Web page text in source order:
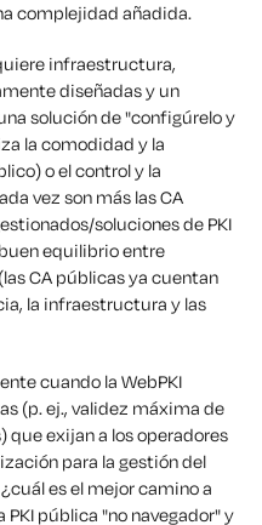
complejidad añadida.
infraestructura,
diseñadas y un
solución de "configúrelo y
la comodidad y la
o el control y la
vez son más las CA
soluciones de PKI
equilibrio entre
CA públicas ya cuentan
la infraestructura y las
cuando la WebPKI
(p. ej., validez máxima de
que exijan a los operadores
para la gestión del
es el mejor camino a
PKI pública "no navegador" y